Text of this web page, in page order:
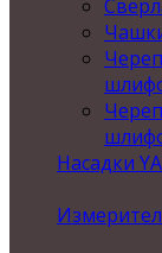
Насадки